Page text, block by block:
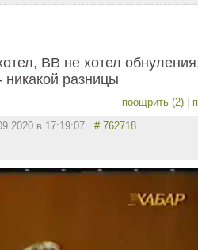
ВВ не хотел
никакой разницы
поощрить (2)
в 17:19:07 # 762718